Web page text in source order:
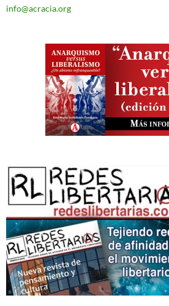
info@acracia.org